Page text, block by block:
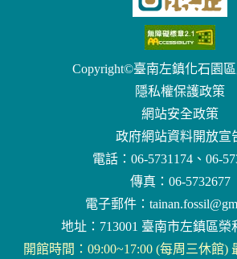
Copyright©臺南左鎮化石園
隱私權保護政策
網站安全政策
政府網站資料開放宣
電話：06-5731174、06-
傳真：06-5732677
電子郵件：
地址：713001 臺南市左鎮區榮
開館時間：09:00~17:00 (每周三休館)